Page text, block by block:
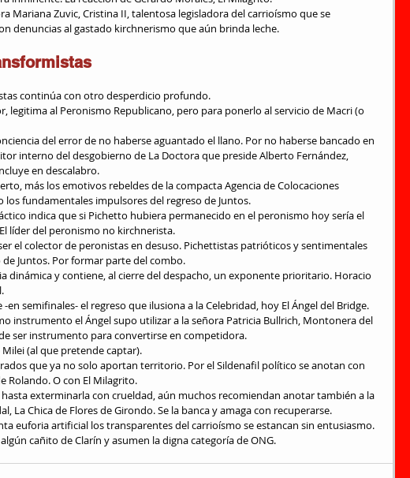
denuncias al gastado kirchnerismo que aún brinda leche.
continúa con otro desperdicio profundo.
interno del desgobierno de La Doctora que preside Alberto Fernández,
en descalabro.
los fundamentales impulsores del regreso de Juntos.
líder del peronismo no kirchnerista.
Juntos. Por formar parte del combo.
dinámica y contiene, al cierre del despacho, un exponente prioritario. Horacio
en semifinales- el regreso que ilusiona a la Celebridad, hoy El Ángel del Bridge.
ser instrumento para convertirse en competidora.
Milei (al que pretende captar).
Rolando. O con El Milagrito.
La Chica de Flores de Girondo. Se la banca y amaga con recuperarse.
cañito de Clarín y asumen la digna categoría de ONG.